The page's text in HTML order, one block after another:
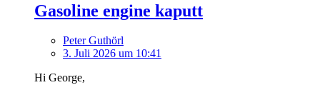
Gasoline engine kaputt
Peter Guthörl
3. Juli 2026 um 10:41
Hi George,